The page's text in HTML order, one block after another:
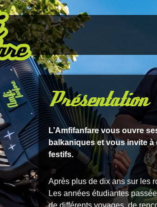
Présentation
L’Amfifanfare vous ouvre
balkaniques et vous invite
festifs.
Après plus de dix ans sur les
Les années étudiantes
de différents voyages, de